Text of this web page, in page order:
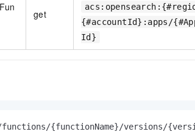
get
{#accountId}:apps/
Id}
functions/{functionName}/versions/